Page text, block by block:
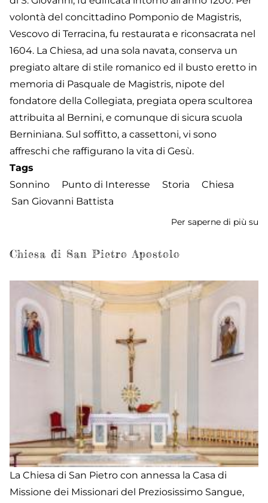
volontà del concittadino Pomponio de Magistris,
Vescovo di Terracina, fu restaurata e riconsacrata nel
1604. La Chiesa, ad una sola navata, conserva un
pregiato altare di stile romanico ed il busto eretto in
memoria di Pasquale de Magistris, nipote del
fondatore della Collegiata, pregiata opera scultorea
attribuita al Bernini, e comunque di sicura scuola
Berniniana. Sul soffitto, a cassettoni, vi sono
affreschi che raffigurano la vita di Gesù.
Tags
Sonnino
Punto di Interesse Storia
Chiesa
San Giovanni Battista
Per saperne di più su
Chiesa di San Pietro Apostolo
La Chiesa di San Pietro con annessa la Casa di
Missione dei Missionari del Preziosissimo Sangue,